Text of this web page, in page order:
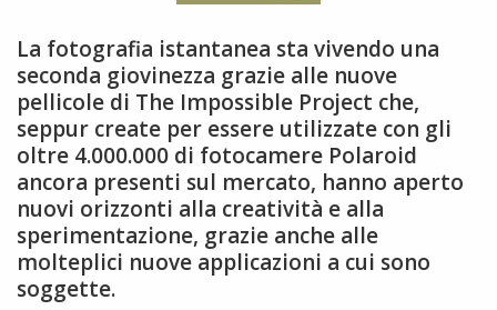
La fotografia istantanea sta vivendo una
seconda giovinezza grazie alle nuove
pellicole di The Impossible Project che,
seppur create per essere utilizzate con gli
oltre 4.000.000 di fotocamere Polaroid
ancora presenti sul mercato, hanno aperto
nuovi orizzonti alla creatività e alla
sperimentazione, grazie anche alle
molteplici nuove applicazioni a cui sono
soggette.